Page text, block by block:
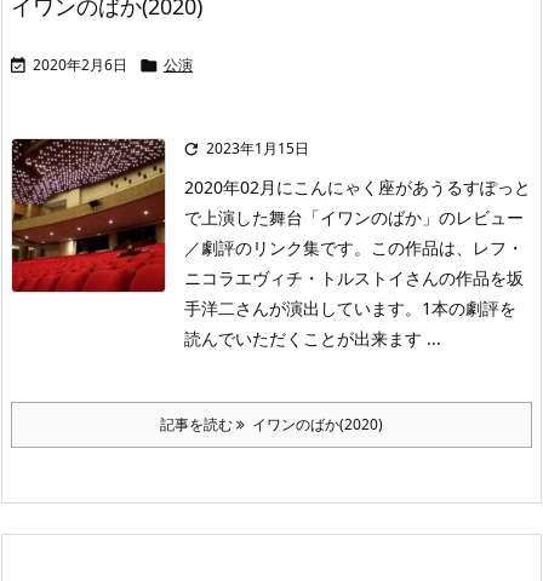
イワンのばか(2020)
 2020年2月6日  公演
 2023年1月15日
2020年02月にこんにゃく座があうるすぽっと
で上演した舞台「イワンのばか」のレビュー
／劇評のリンク集です。この作品は、レフ・
ニコラエヴィチ・トルストイさんの作品を坂
手洋二さんが演出しています。1本の劇評を
読んでいただくことが出来ます ...
記事を読む イワンのばか(2020)